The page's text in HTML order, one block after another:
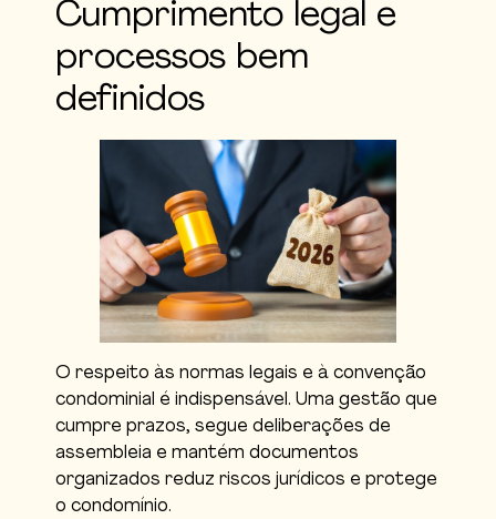
Cumprimento legal e
processos bem
definidos
O respeito às normas legais e à convenção
condominial é indispensável. Uma gestão que
cumpre prazos, segue deliberações de
assembleia e mantém documentos
organizados reduz riscos jurídicos e protege
o condomínio.